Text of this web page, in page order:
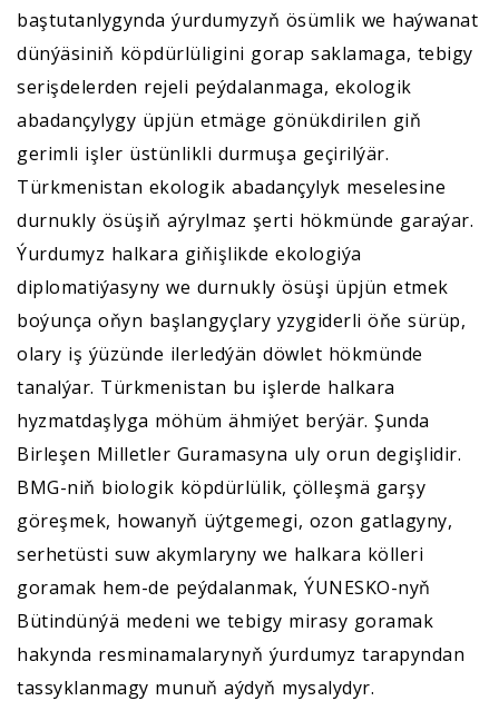
baştutanlygynda ýurdumyzyň ösümlik we haýwanat
dünýäsiniň köpdürlüligini gorap saklamaga, tebigy
serişdelerden rejeli peýdalanmaga, ekologik
abadançylygy üpjün etmäge gönükdirilen giň
gerimli işler üstünlikli durmuşa geçirilýär.
Türkmenistan ekologik abadançylyk meselesine
durnukly ösüşiň aýrylmaz şerti hökmünde garaýar.
Ýurdumyz halkara giňişlikde ekologiýa
diplomatiýasyny we durnukly ösüşi üpjün etmek
boýunça oňyn başlangyçlary yzygiderli öňe sürüp,
olary iş ýüzünde ilerledýän döwlet hökmünde
tanalýar. Türkmenistan bu işlerde halkara
hyzmatdaşlyga möhüm ähmiýet berýär. Şunda
Birleşen Milletler Guramasyna uly orun degişlidir.
BMG-niň biologik köpdürlülik, çölleşmä garşy
göreşmek, howanyň üýtgemegi, ozon gatlagyny,
serhetüsti suw akymlaryny we halkara kölleri
goramak hem-de peýdalanmak, ÝUNESKO-nyň
Bütindünýä medeni we tebigy mirasy goramak
hakynda resminamalarynyň ýurdumyz tarapyndan
tassyklanmagy munuň aýdyň mysalydyr.